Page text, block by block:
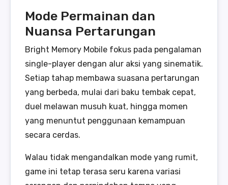
Mode Permainan dan
Nuansa Pertarungan
Bright Memory Mobile fokus pada pengalaman
single-player dengan alur aksi yang sinematik.
Setiap tahap membawa suasana pertarungan
yang berbeda, mulai dari baku tembak cepat,
duel melawan musuh kuat, hingga momen
yang menuntut penggunaan kemampuan
secara cerdas.
Walau tidak mengandalkan mode yang rumit,
game ini tetap terasa seru karena variasi